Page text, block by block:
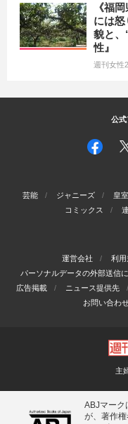
《福
には
貌と、
性』
週刊女性
公
芸能 ジャニーズ 皇室
コミックス
運営会社 利用
パーソナルデータの外部送信
広告掲載
ニュース提供先
お問い合わ
主
ABJマーク
が、著作